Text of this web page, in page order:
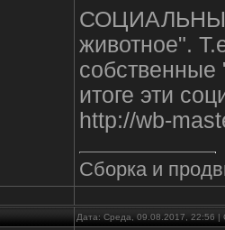
СОЦИАЛЬНЫЕ
животное".
собственные
итоге эти
http://wb-
Сборка и
Дата: Среда, 09.08.2017, 22:56